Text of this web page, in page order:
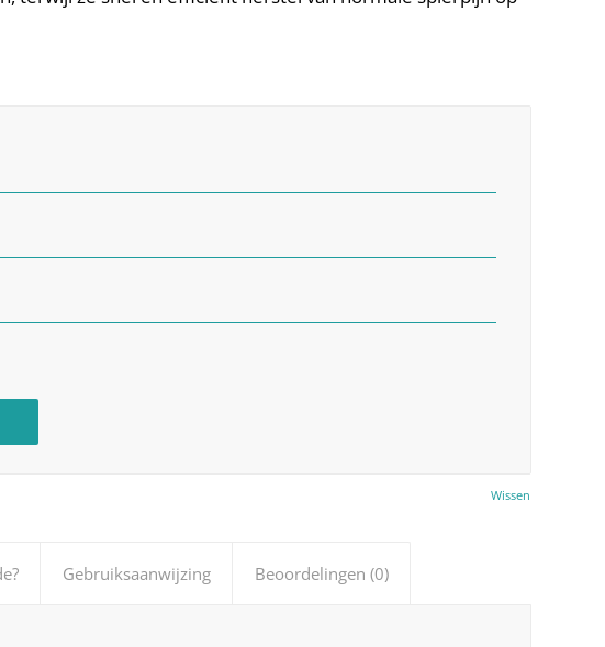
Wissen
Gebruiksaanwijzing Beoordelingen (0)